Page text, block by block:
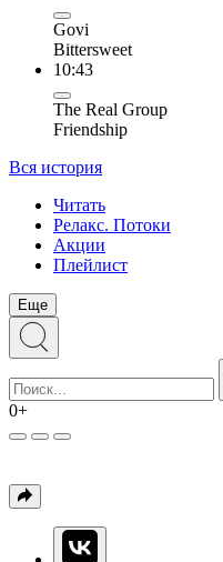
Govi
Bittersweet
10:43
The Real Group
Friendship
Вся история
Читать
Релакс. Потоки
Акции
Плейлист
Еще
0+